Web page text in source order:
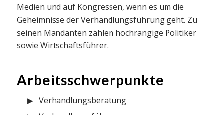
Medien und auf Kongressen, wenn es um die
Geheimnisse der Verhandlungsführung geht. Zu
seinen Mandanten zählen hochrangige Politiker
sowie Wirtschaftsführer.
Arbeitsschwerpunkte
Verhandlungsberatung